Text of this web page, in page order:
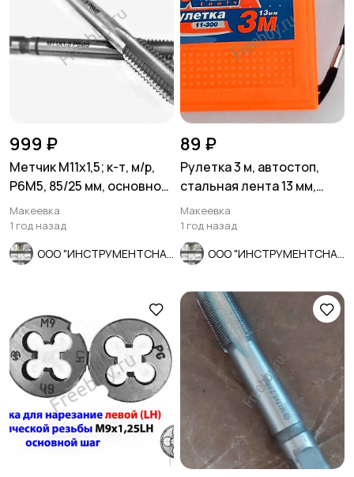
999 ₽
Метчик М11х1,5; к-т, м/р,
Р6М5, 85/25 мм, основной
шаг, ГОСТ 3266-81.
Макеевка
1 год назад
89 ₽
Рулетка 3 м, автостоп,
стальная лента 13 мм,
двухсторонняя разметка.
Макеевка
1 год назад